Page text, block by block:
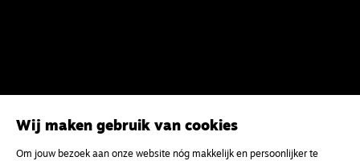
Wij maken gebruik van cookies
Om jouw bezoek aan onze website nóg makkelijk en persoonlijker te